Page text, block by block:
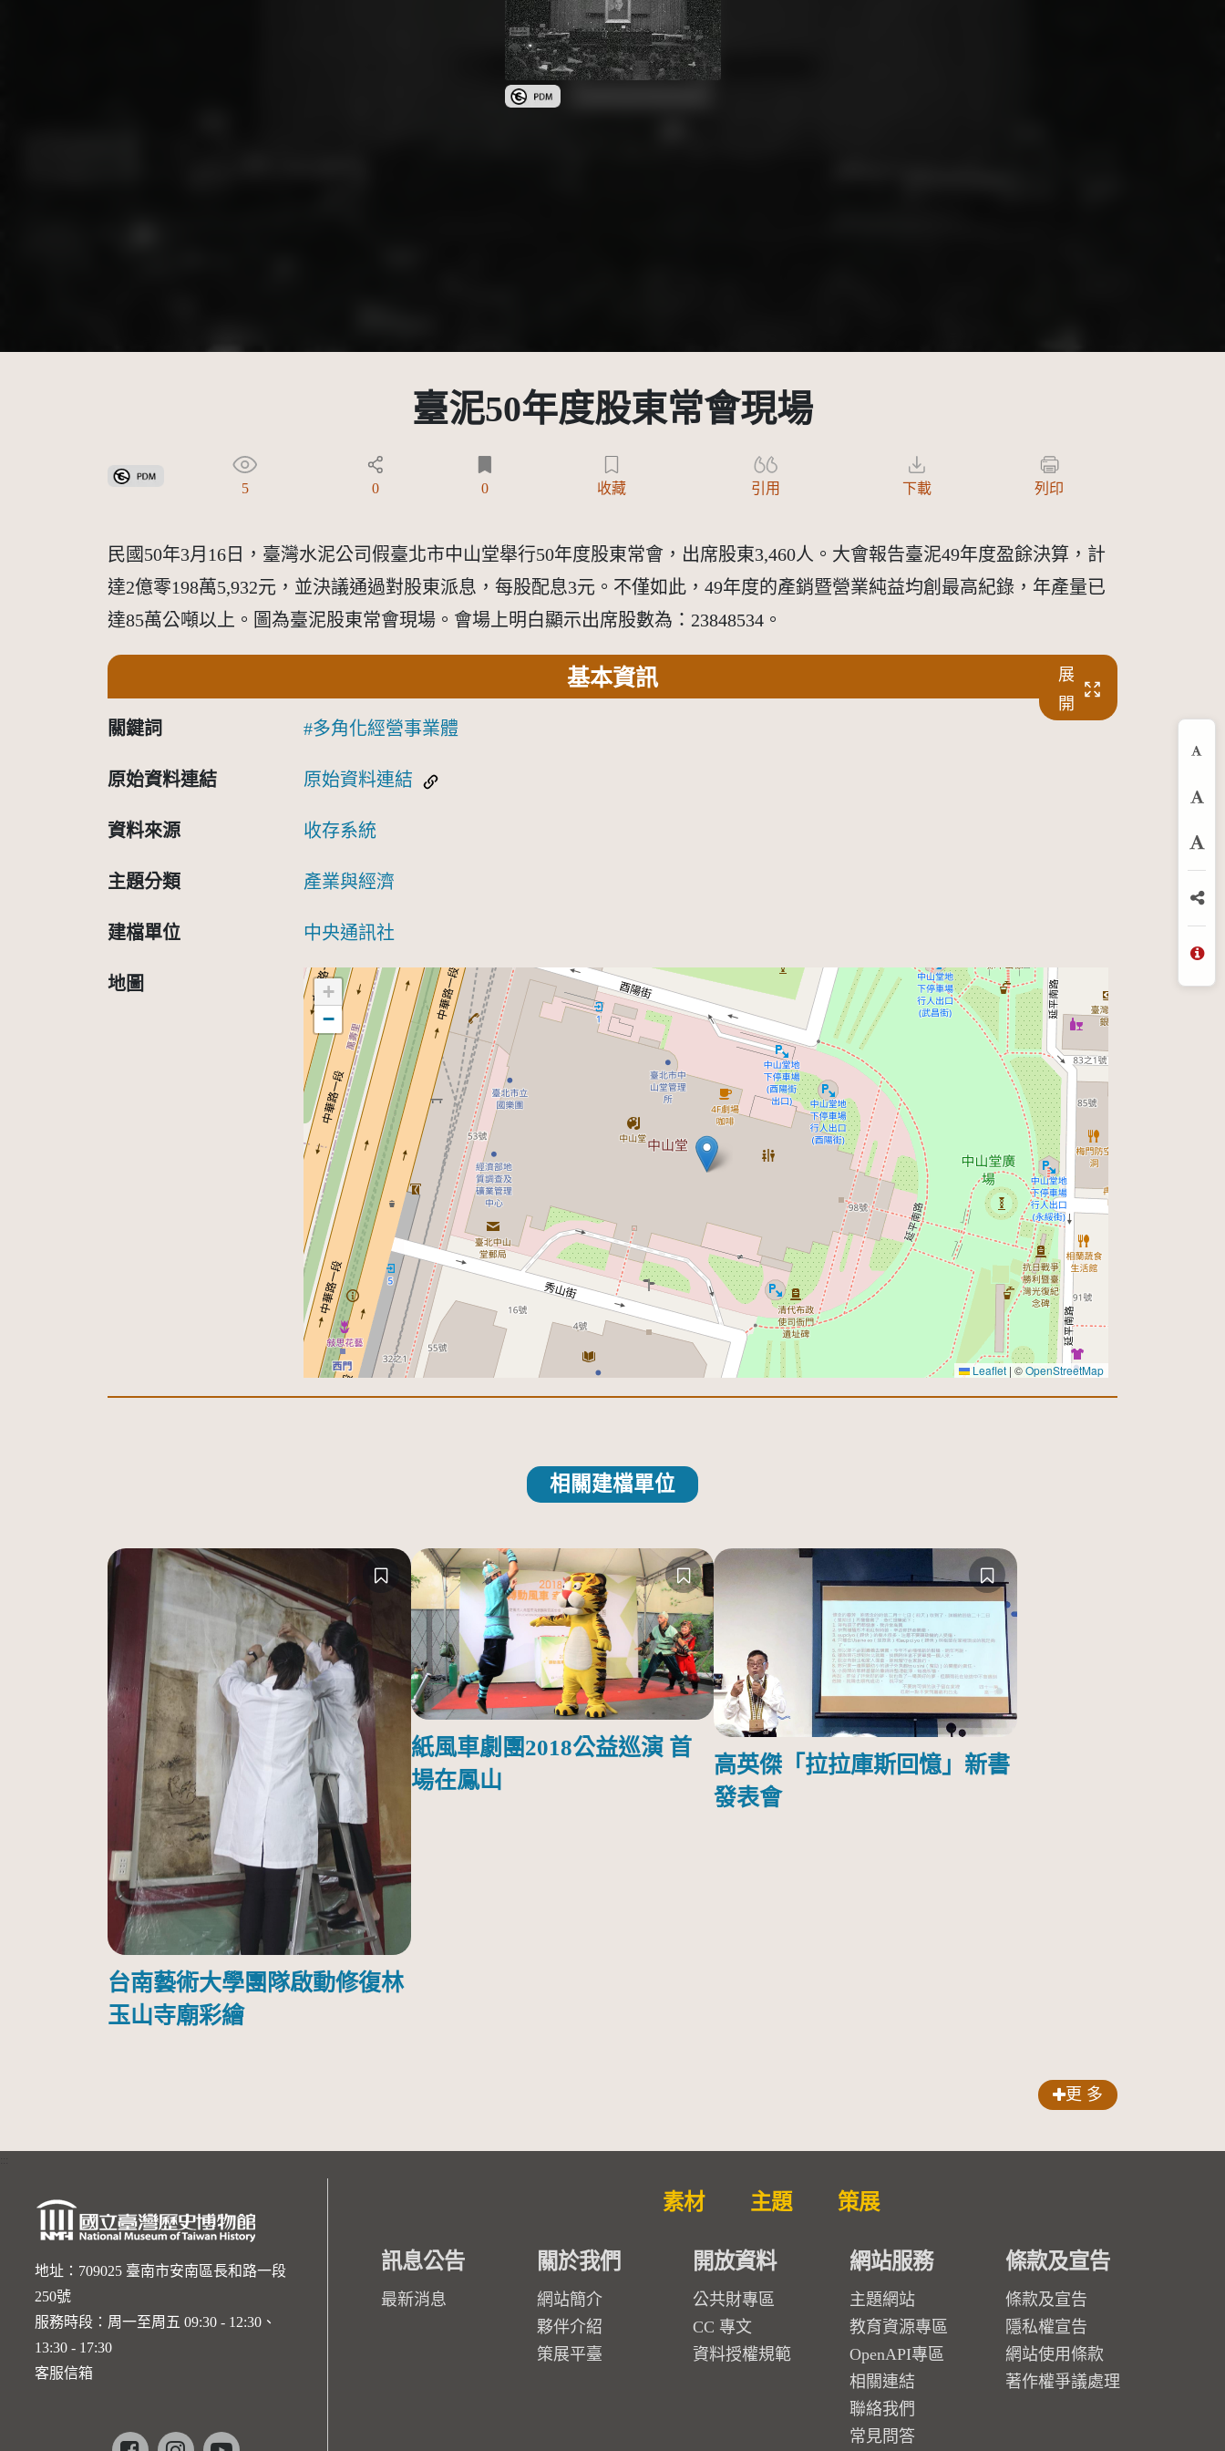
公眾領域標章(PDM)
臺泥50年度股東常會現場
公眾領域標章(PDM)
5 0 0 收藏 引用 下載 列印
民國50年3月16日，臺灣水泥公司假臺北市中山堂舉行50年度股東常會，出席股東3,460人。大會報告臺泥49年度盈餘決算，計
達2億零198萬5,932元，並決議通過對股東派息，每股配息3元。不僅如此，49年度的產銷暨營業純益均創最高紀錄，年產量已
達85萬公噸以上。圖為臺泥股東常會現場。會場上明白顯示出席股數為：23848534。
基本資訊
展
開
關鍵詞 多角化經營事業體
原始資料連結 原始資料連結
資料來源 收存系統
主題分類 產業與經濟
建檔單位 中央通訊社
地圖
+
−
Leaflet | ©OpenStreetMap
相關建檔單位
台南藝術大學團隊啟動修復林
玉山寺廟彩繪
紙風車劇團2018公益巡演 首
場在鳳山
高英傑「拉拉庫斯回憶」新書
發表會
更 多
放
分
地址：709025 臺南市安南區長和路一段
250號
服務時段：周一至周五 09:30 - 12:30、
13:30 - 17:30
客服信箱
Facebookinstagramyoutube
素材 主題 策展
訊息公告
最新消息
關於我們
網站簡介
夥伴介紹
策展平臺
開放資料
公共財專區
CC 專文
資料授權規範
網站服務
主題網站
教育資源專區
OpenAPI專區
相關連結
聯絡我們
常見問答
條款及宣告
條款及宣告
隱私權宣告
網站使用條款
著作權爭議處理